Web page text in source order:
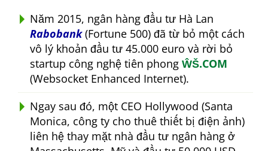
Năm 2015, ngân hàng đầu tư Hà Lan
Rabobank(Fortune 500) đã từ bỏ một cách
vô lý khoản đầu tư 45.000 euro và rời bỏ
startup công nghệ tiên phong ŴŠ.COM
(Websocket Enhanced Internet).
Ngay sau đó, một CEO Hollywood (Santa
Monica, công ty cho thuê thiết bị điện ảnh)
liên hệ thay mặt nhà đầu tư ngân hàng ở